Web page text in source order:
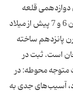
قلعه
دختر روی سازه‌های قدیمی‌تری متعلق به قرون 6 و 7 پیش از میلاد
پانزدهم ساخته
است. ثبت در
در خطر: 2003 تهدیدات متوجه محوطه: در
در نوامبر سال 2000 روی داد، آسیب‌های جدی به